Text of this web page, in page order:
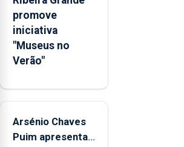
emocionais
e
sociais
junto
das
promove
iniciativa
"Museus no
Verão"
Arsénio Chaves
Puim apresenta